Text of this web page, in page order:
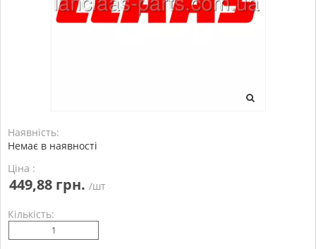
Наявність:
Немає в наявності
Ціна :
449,88 грн. /шт
Кількість: